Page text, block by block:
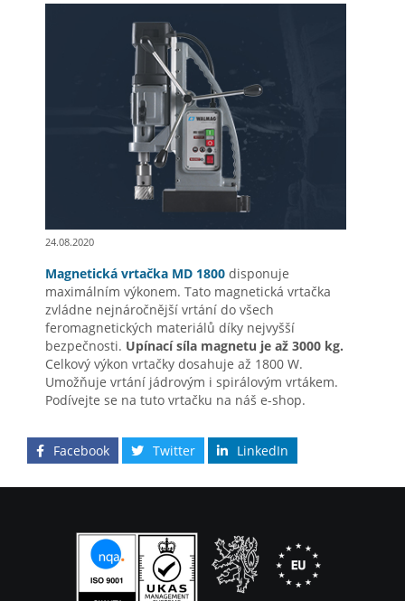
24.08.2020
Magnetická vrtačka MD 1800 disponuje
maximálním výkonem. Tato magnetická vrtačka
zvládne nejnáročnější vrtání do všech
feromagnetických materiálů díky nejvyšší
bezpečnosti. Upínací síla magnetu je až 3000 kg.
Celkový výkon vrtačky dosahuje až 1800 W.
Umožňuje vrtání jádrovým i spirálovým vrtákem.
Podívejte se na tuto vrtačku na náš e-shop.
Facebook Twitter LinkedIn